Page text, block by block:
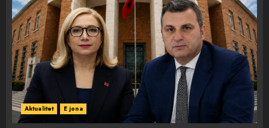
Aktualitet E jona